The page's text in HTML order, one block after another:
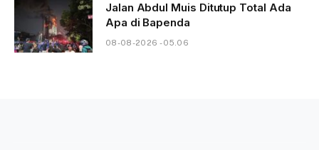
Jalan Abdul Muis Ditutup Total Ada
Apa di Bapenda
08-08-2026 - 05.06